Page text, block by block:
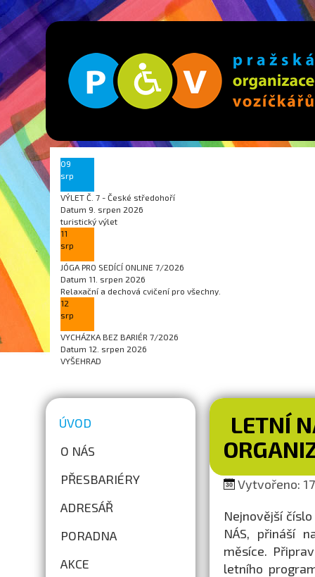
09
srp
VÝLET Č. 7 - České středohoří
Datum 9. srpen 2026
turistický výlet
11
srp
JÓGA PRO SEDÍCÍ ONLINE 7/2026
Datum 11. srpen 2026
Relaxační a dechová cvičení pro všechny.
12
srp
VYCHÁZKA BEZ BARIÉR 7/2026
Datum 12. srpen 2026
VYŠEHRAD
ÚVOD
O NÁS
PŘESBARIÉRY
ADRESÁŘ
PORADNA
AKCE
LETNÍ
Vytvořeno:
Nejnovější
NÁS, přináší
měsíce.
letního